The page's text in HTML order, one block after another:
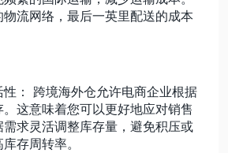
流网络，最后一英里配送的成本
： 跨境海外仓允许电商企业根据
这意味着您可以更好地应对销售
求灵活调整库存量，避免积压或
存周转率。